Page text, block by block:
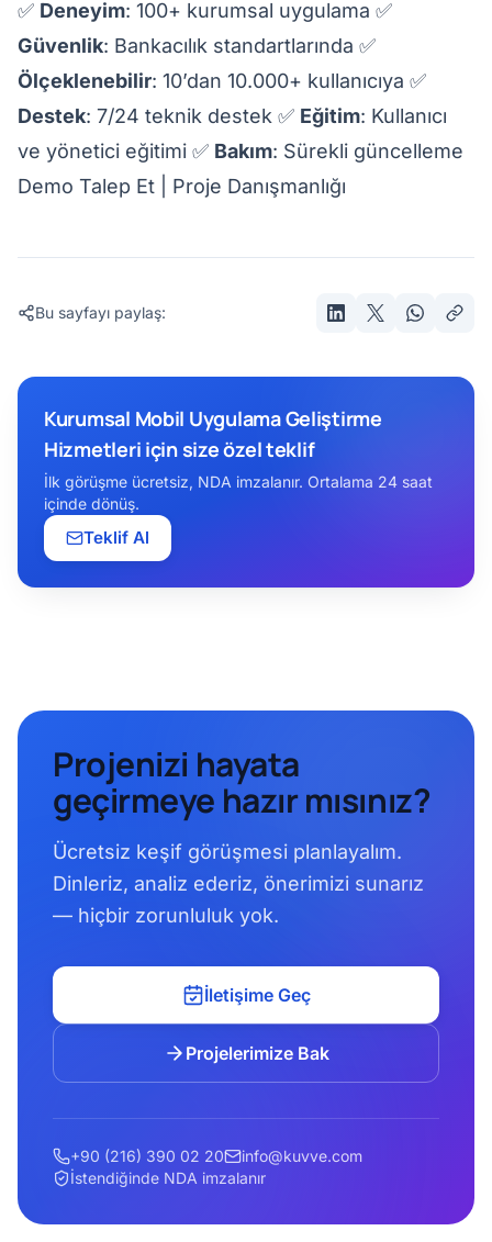
✅ Deneyim: 100+ kurumsal uygulama ✅
Güvenlik: Bankacılık standartlarında ✅
Ölçeklenebilir: 10’dan 10.000+ kullanıcıya ✅
Destek: 7/24 teknik destek ✅ Eğitim: Kullanıcı
ve yönetici eğitimi ✅ Bakım: Sürekli güncelleme
Demo Talep Et
Proje Danışmanlığı
Bu sayfayı paylaş:
Kurumsal Mobil Uygulama Geliştirme
Hizmetleri için size özel teklif
İlk görüşme ücretsiz, NDA imzalanır. Ortalama 24 saat
içinde dönüş.
Teklif Al
Projenizi hayata
geçirmeye hazır mısınız?
Ücretsiz keşif görüşmesi planlayalım.
Dinleriz, analiz ederiz, önerimizi sunarız
— hiçbir zorunluluk yok.
İletişime Geç
Projelerimize Bak
+90 (216) 390 02 20
info@kuvve.com
İstendiğinde NDA imzalanır